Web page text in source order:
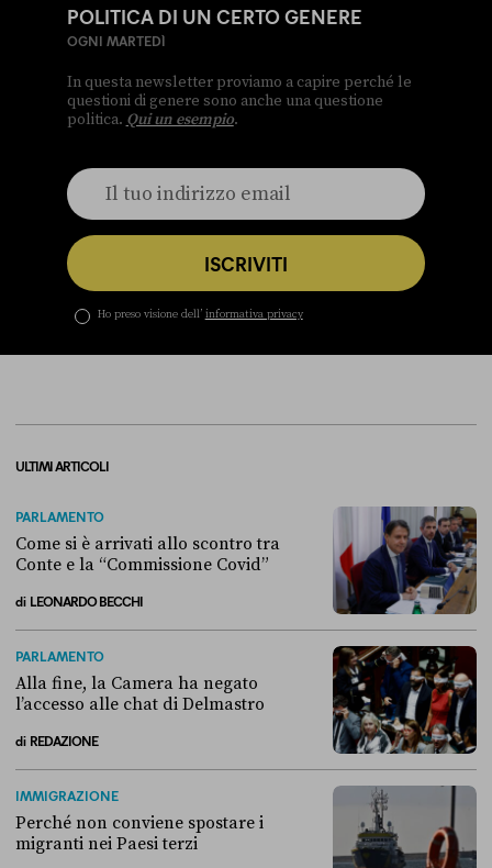
POLITICA DI UN CERTO GENERE
OGNI MARTEDÌ
In questa newsletter proviamo a capire perché le
questioni di genere sono anche una questione
politica. Qui un esempio.
ISCRIVITI
Ho preso visione dell’ informativa privacy
ULTIMI ARTICOLI
PARLAMENTO
Come si è arrivati allo scontro tra
Conte e la “Commissione Covid”
di LEONARDO BECCHI
PARLAMENTO
Alla fine, la Camera ha negato
l’accesso alle chat di Delmastro
di REDAZIONE
IMMIGRAZIONE
Perché non conviene spostare i
migranti nei Paesi terzi